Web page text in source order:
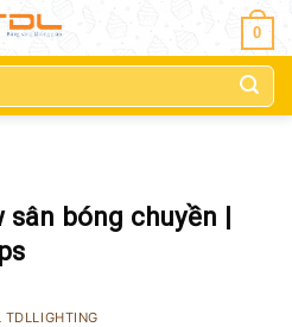
0
sân bóng chuyền |
TDLLIGHTING